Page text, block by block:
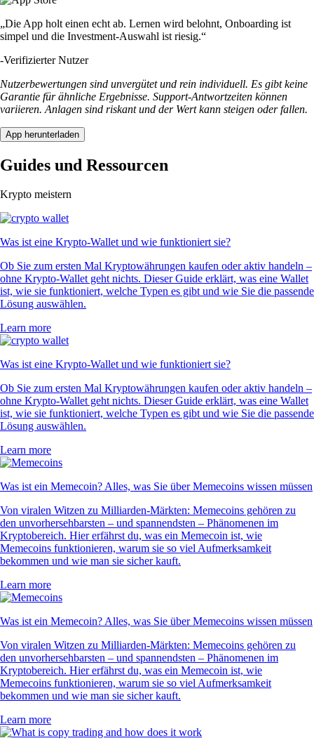
„Die App holt einen echt ab. Lernen wird belohnt, Onboarding ist
simpel und die Investment-Auswahl ist riesig.“
-Verifizierter Nutzer
Nutzerbewertungen sind unvergütet und rein individuell. Es gibt keine
Garantie für ähnliche Ergebnisse. Support-Antwortzeiten können
variieren. Anlagen sind riskant und der Wert kann steigen oder fallen.
App herunterladen
Guides und Ressourcen
Krypto meistern
Was ist eine Krypto-Wallet und wie funktioniert sie?
Ob Sie zum ersten Mal Kryptowährungen kaufen oder aktiv handeln –
ohne Krypto-Wallet geht nichts. Dieser Guide erklärt, was eine Wallet
ist, wie sie funktioniert, welche Typen es gibt und wie Sie die passende
Lösung auswählen.
Learn more
Was ist eine Krypto-Wallet und wie funktioniert sie?
Ob Sie zum ersten Mal Kryptowährungen kaufen oder aktiv handeln –
ohne Krypto-Wallet geht nichts. Dieser Guide erklärt, was eine Wallet
ist, wie sie funktioniert, welche Typen es gibt und wie Sie die passende
Lösung auswählen.
Learn more
Was ist ein Memecoin? Alles, was Sie über Memecoins wissen müssen
Von viralen Witzen zu Milliarden-Märkten: Memecoins gehören zu
den unvorhersehbarsten – und spannendsten – Phänomenen im
Kryptobereich. Hier erfährst du, was ein Memecoin ist, wie
Memecoins funktionieren, warum sie so viel Aufmerksamkeit
bekommen und wie man sie sicher kauft.
Learn more
Was ist ein Memecoin? Alles, was Sie über Memecoins wissen müssen
Von viralen Witzen zu Milliarden-Märkten: Memecoins gehören zu
den unvorhersehbarsten – und spannendsten – Phänomenen im
Kryptobereich. Hier erfährst du, was ein Memecoin ist, wie
Memecoins funktionieren, warum sie so viel Aufmerksamkeit
bekommen und wie man sie sicher kauft.
Learn more